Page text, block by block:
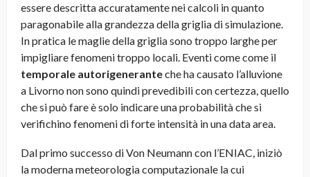
essere descritta accuratamente nei calcoli in quanto
paragonabile alla grandezza della griglia di simulazione.
In pratica le maglie della griglia sono troppo larghe per
impigliare fenomeni troppo locali. Eventi come come il
temporale autorigeneranteche ha causato l’alluvione
a Livorno non sono quindi prevedibili con certezza, quello
che si può fare è solo indicare una probabilità che si
verifichino fenomeni di forte intensità in una data area.
Dal primo successo di Von Neumann con l’ENIAC, iniziò
la moderna meteorologia computazionale la cui